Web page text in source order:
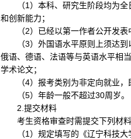
（1）本科、研究生阶段均为
和创新能力；
（2）已经以第一作者公开发
（3）外国语水平原则上须达
俄语、德语、法语等与英语水平相
学术论文；
（4）报考类别为非定向就业，
（5）年龄一般不超过30周岁。
2.提交材料
考生资格审查时需提交下列材
（1）规定填写的《辽宁科技大